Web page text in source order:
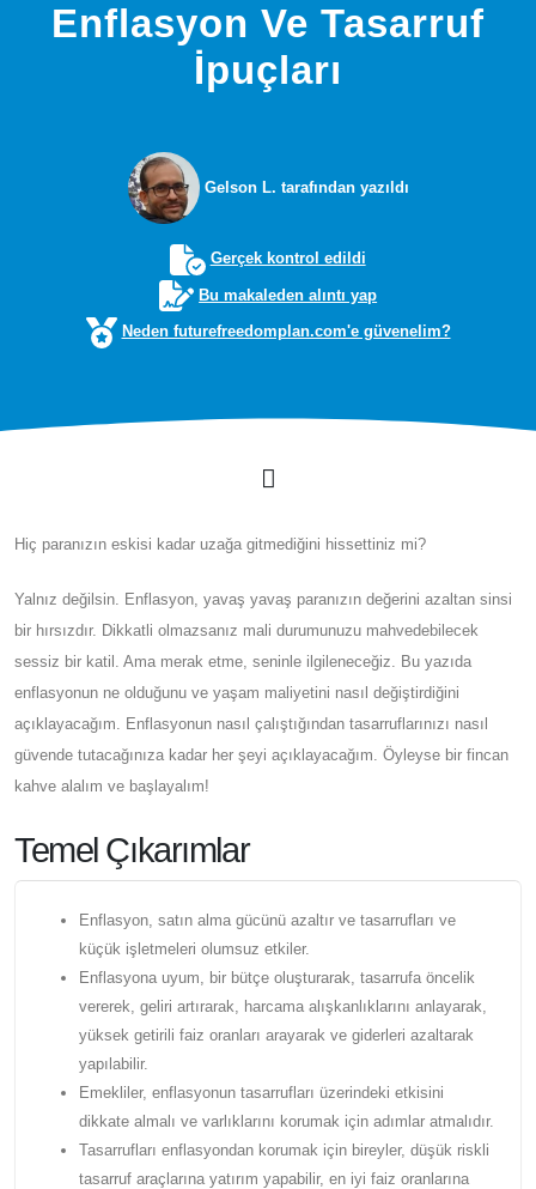
Enflasyon Ve Tasarruf
İpuçları
Gelson L. tarafından yazıldı
Gerçek kontrol edildi
Bu makaleden alıntı yap
Neden futurefreedomplan.com'e güvenelim?
Hiç paranızın eskisi kadar uzağa gitmediğini hissettiniz mi?
Yalnız değilsin. Enflasyon, yavaş yavaş paranızın değerini azaltan sinsi
bir hırsızdır. Dikkatli olmazsanız mali durumunuzu mahvedebilecek
sessiz bir katil. Ama merak etme, seninle ilgileneceğiz. Bu yazıda
enflasyonun ne olduğunu ve yaşam maliyetini nasıl değiştirdiğini
açıklayacağım. Enflasyonun nasıl çalıştığından tasarruflarınızı nasıl
güvende tutacağınıza kadar her şeyi açıklayacağım. Öyleyse bir fincan
kahve alalım ve başlayalım!
Temel Çıkarımlar
Enflasyon, satın alma gücünü azaltır ve tasarrufları ve
küçük işletmeleri olumsuz etkiler.
Enflasyona uyum, bir bütçe oluşturarak, tasarrufa öncelik
vererek, geliri artırarak, harcama alışkanlıklarını anlayarak,
yüksek getirili faiz oranları arayarak ve giderleri azaltarak
yapılabilir.
Emekliler, enflasyonun tasarrufları üzerindeki etkisini
dikkate almalı ve varlıklarını korumak için adımlar atmalıdır.
Tasarrufları enflasyondan korumak için bireyler, düşük riskli
tasarruf araçlarına yatırım yapabilir, en iyi faiz oranlarına